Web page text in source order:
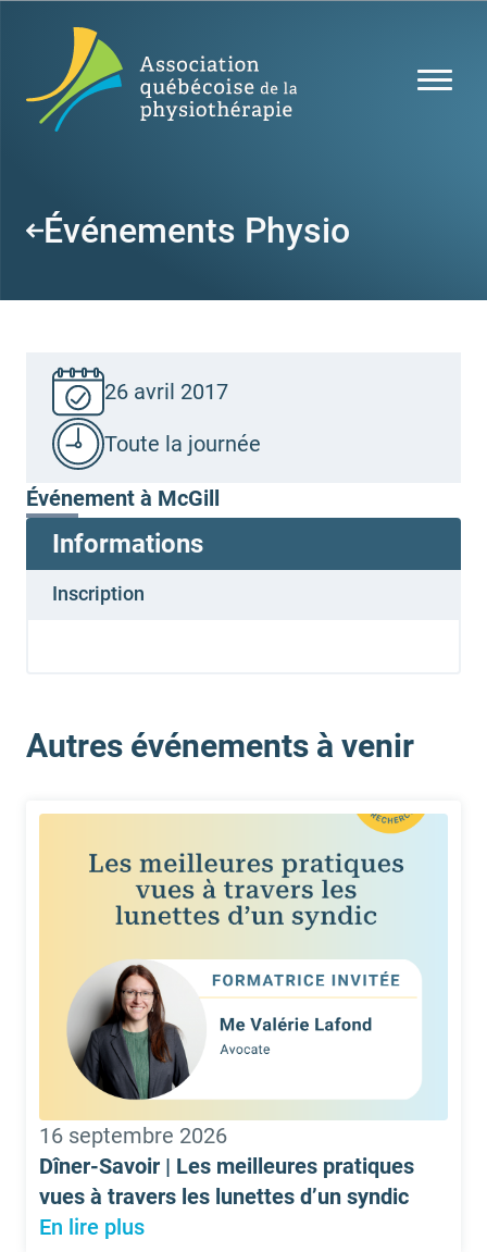
Événements Physio
26 avril 2017
Toute la journée
Événement à McGill
Informations
Inscription
Autres événements à venir
16 septembre 2026
Dîner-Savoir | Les meilleures pratiques
vues à travers les lunettes d’un syndic
En lire plus